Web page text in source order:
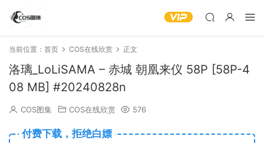
当前位置： 首页 COS在线欣赏 正文
洛璃_LoLiSAMA – 赤城 朝凰来仪 58P [58P-4
08 MB] #20240828n
COS图集 COS在线欣赏 576
付费下载，拒绝白嫖